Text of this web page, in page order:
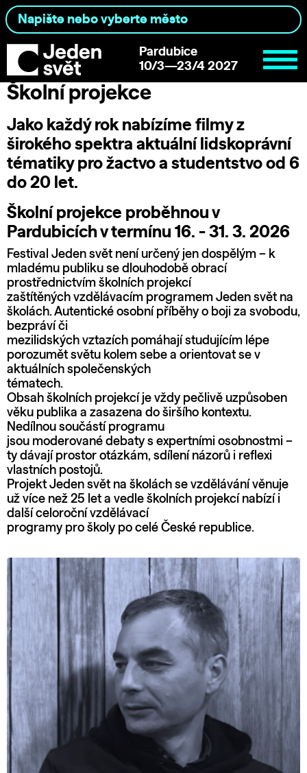
Pardubice
10/3—23/4 2027
Školní projekce
Jako každý rok nabízíme filmy z
širokého spektra aktuální lidskoprávní
tématiky pro žactvo a studentstvo od 6
do 20 let.
Školní projekce proběhnou v
Pardubicích v termínu 16. - 31. 3. 2026
Festival Jeden svět není určený jen dospělým – k
mladému publiku se dlouhodobě obrací
prostřednictvím školních projekcí
zaštítěných vzdělávacím programem Jeden svět na
školách. Autentické osobní příběhy o boji za svobodu,
bezpráví či
mezilidských vztazích pomáhají studujícím lépe
porozumět světu kolem sebe a orientovat se v
aktuálních společenských
tématech.
Obsah školních projekcí je vždy pečlivě uzpůsoben
věku publika a zasazena do širšího kontextu.
Nedílnou součástí programu
jsou moderované debaty s expertními osobnostmi –
ty dávají prostor otázkám, sdílení názorů i reflexi
vlastních postojů.
Projekt Jeden svět na školách se vzdělávání věnuje
už více než 25 let a vedle školních projekcí nabízí i
další celoroční vzdělávací
programy pro školy po celé České republice.